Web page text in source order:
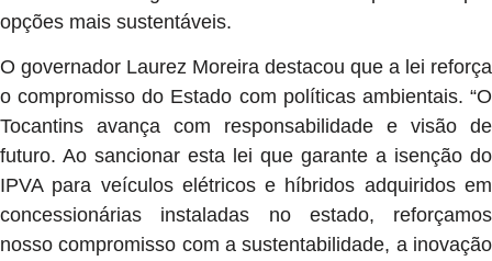
opções mais sustentáveis.
O governador Laurez Moreira destacou que a lei reforça
o compromisso do Estado com políticas ambientais. “O
Tocantins avança com responsabilidade e visão de
futuro. Ao sancionar esta lei que garante a isenção do
IPVA para veículos elétricos e híbridos adquiridos em
concessionárias instaladas no estado, reforçamos
nosso compromisso com a sustentabilidade, a inovação